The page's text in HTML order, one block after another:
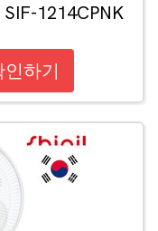
1214CPNK
하기